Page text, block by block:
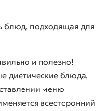
подходящая для
и полезно!
диетические блюда,
меню
всесторонний